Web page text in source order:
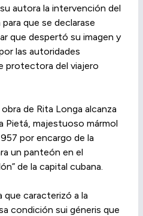
autora la intervención del
que se declarase
que despertó su imagen y
las autoridades
protectora del viajero
de Rita Longa alcanza
Pietá, majestuoso mármol
por encargo de la
un panteón en el
de la capital cubana.
caracterizó a la
condición sui géneris que